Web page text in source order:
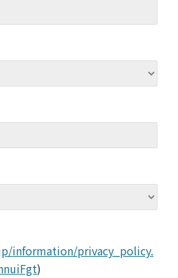
information/privacy_policy.
)